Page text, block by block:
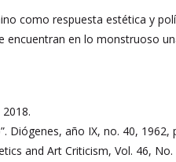
como respuesta estética y
en lo monstruoso
Diógenes, año IX, no. 40, 1962,
and Art Criticism, Vol. 46,